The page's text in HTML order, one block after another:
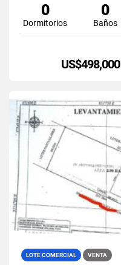
0
Dormitorios
0
Baños
US$498,000
LOTE COMERCIAL VENTA